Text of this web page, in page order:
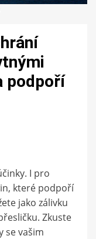
podpoří
I pro
které podpoří
jako zálivku
Zkuste
se vašim